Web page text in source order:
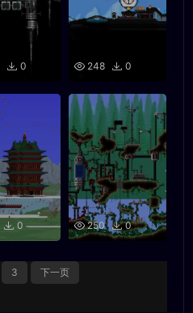
0 248 0
0 250 0
3 下一页